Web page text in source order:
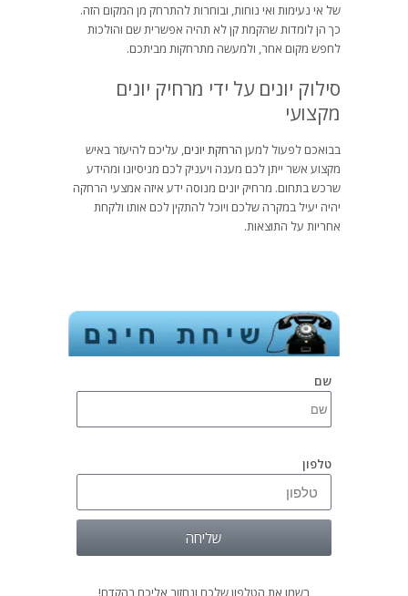
של אי נעימות ואי נוחות, ובוחרות להתרחק מן המקום הזה.
כך הן לומדות שהקמת קן לא תהיה אפשרית שם והולכות
לחפש מקום אחר, ולמעשה מתרחקות מביתכם.
סילוק יונים על ידי מרחיק יונים
מקצועי
בבואכם לפעול למען הרחקת יונים, עליכם להיעזר באיש
מקצוע אשר ייתן לכם מענה ויעניק לכם מניסיונו ומהידע
שרכש בתחום. מרחיק יונים מנוסה ידע איזה אמצעי הרחקה
יהיה יעיל במקרה שלכם ויוכל להתקין לכם אותו ולקחת
אחריות על התוצאות.
שם
טלפון
שליחה
רשמו את הטלפון שלכם ונחזור אליכם בהקדם!